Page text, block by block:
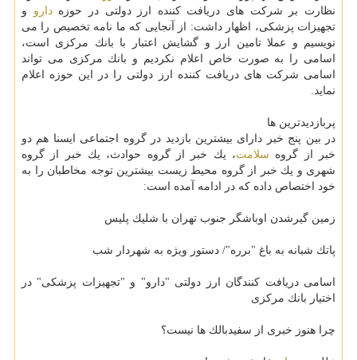
نظارت بر شركت های دریافت كننده ارز دولتی در حوزهدارو و
تجهیزات پزشكی، اظهار داشت: از آنجایی كه ما نامه تخصیص را می
نویسیم و عملا تامین ارز و گشایش اعتبار با بانك مركزی است،
اسامی را به صورت خاص اعلام نكردیم و بانك مركزی می تواند
اسامی شركت های دریافت كننده ارز دولتی را در این حوزه اعلام
نماید.
پربازدیدترین ها
در بین پنج خبر دارای بیشترین بازدید در گروه اجتماعی ایسنا هم دو
خبر از گروه سلامت، یك خبر از گروه حوادث، یك خبر از گروه
شهری و یك خبر از گروه محیط زیست بیشترین توجه مخاطبان را به
خود اختصاص داده كه در ادامه آمده است:
زمین گیرشدن اوباشگر جنوب تهران با شلیك پلیس
پاتك شبانه به باغ "برره"/ دستور ویژه به شهردار شب
اسامی دریافت كنندگان ارز دولتی "دارو" و "تجهیزات پزشكی" در
اختیار بانك مركزی
چرا هنوز خبری از سفیدبالك ها نیست؟